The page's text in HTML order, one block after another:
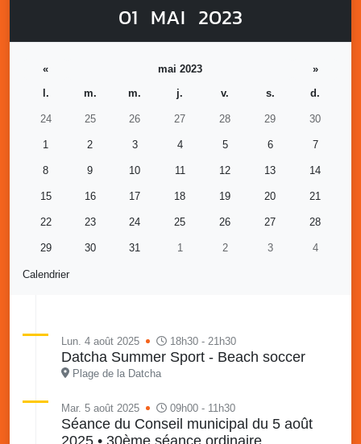
01 MAI 2023
Calendrier
« mai 2023
»
l.
m. m. j. v. s. d.
24 25 26 27 28 29 30
1 2 3 4 5 6 7
8 9 10 11 12 13 14
15 16 17 18 19 20 21
22 23 24 25 26 27 28
29 30 31 1 2 3 4
Lun. 4 août 2025 18h30 - 21h30
Datcha Summer Sport - Beach soccer
Plage de la Datcha
Mar. 5 août 2025 09h00 - 11h30
Séance du Conseil municipal du 5 août
2025 • 30ème séance ordinaire